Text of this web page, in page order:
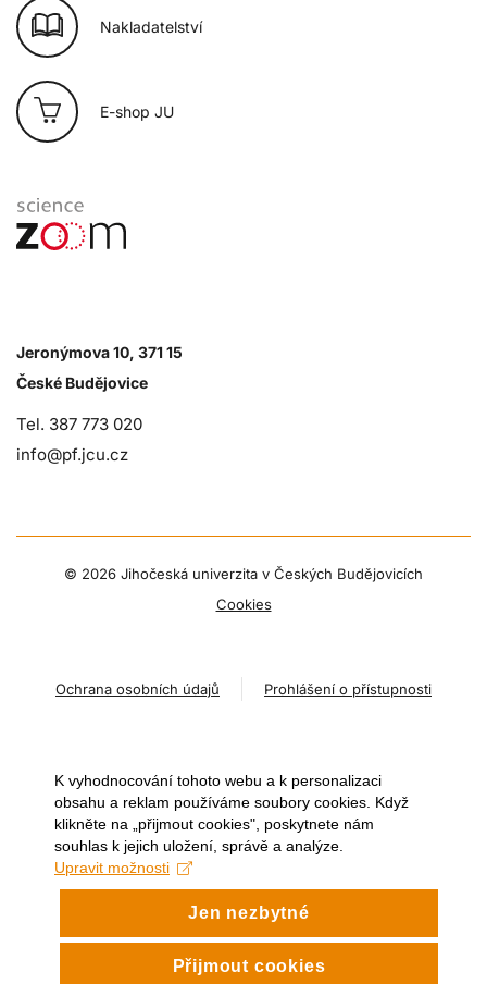
Nakladatelství
E-shop JU
Jeronýmova 10, 371 15
České Budějovice
Tel. 387 773 020
info@pf.jcu.cz
© 2026 Jihočeská univerzita v Českých Budějovicích
Cookies
Ochrana osobních údajů Prohlášení o přístupnosti
K vyhodnocování tohoto webu a k personalizaci
obsahu a reklam používáme soubory cookies. Když
klikněte na „přijmout cookies", poskytnete nám
souhlas k jejich uložení, správě a analýze.
Upravit možnosti
Jen nezbytné
Přijmout cookies